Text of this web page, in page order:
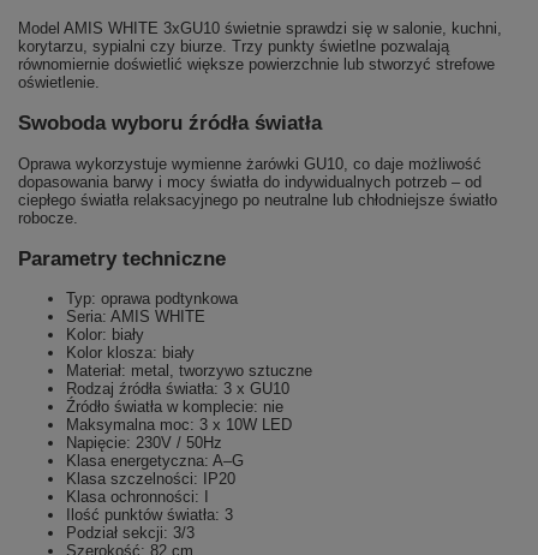
Model AMIS WHITE 3xGU10 świetnie sprawdzi się w salonie, kuchni,
korytarzu, sypialni czy biurze. Trzy punkty świetlne pozwalają
równomiernie doświetlić większe powierzchnie lub stworzyć strefowe
oświetlenie.
Swoboda wyboru źródła światła
Oprawa wykorzystuje wymienne żarówki GU10, co daje możliwość
dopasowania barwy i mocy światła do indywidualnych potrzeb – od
ciepłego światła relaksacyjnego po neutralne lub chłodniejsze światło
robocze.
Parametry techniczne
Typ: oprawa podtynkowa
Seria: AMIS WHITE
Kolor: biały
Kolor klosza: biały
Materiał: metal, tworzywo sztuczne
Rodzaj źródła światła: 3 x GU10
Źródło światła w komplecie: nie
Maksymalna moc: 3 x 10W LED
Napięcie: 230V / 50Hz
Klasa energetyczna: A–G
Klasa szczelności: IP20
Klasa ochronności: I
Ilość punktów światła: 3
Podział sekcji: 3/3
Szerokość: 82 cm